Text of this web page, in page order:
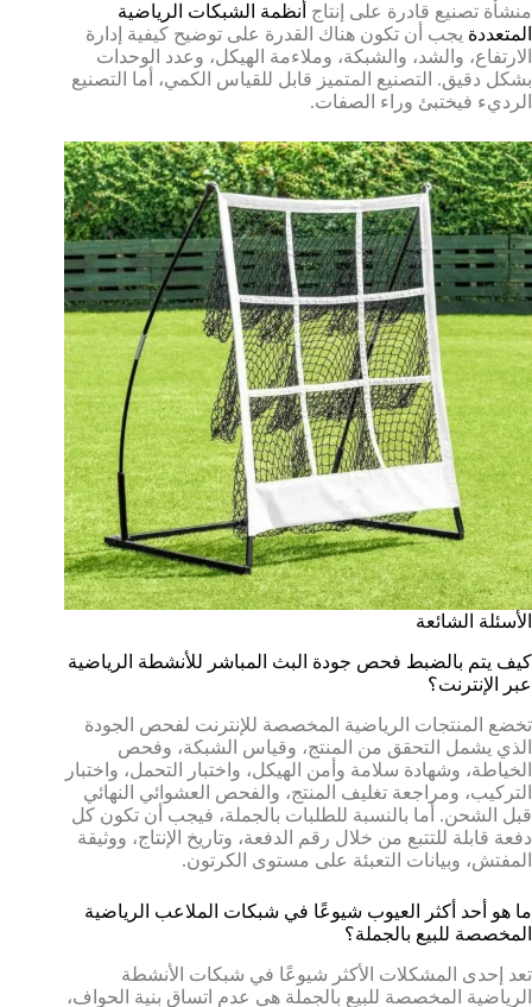
منشأة تصنيع قادرة على إنتاج أنظمة الشبكات الرياضية
المتعددة يجب أن تكون هناك القدرة على توضيح كيفية إدارة
الارتفاع، والشد، والشبكة، وملاءمة الهيكل، وعدد الوحدات
بشكل دقيق. التصنيع المتميز قابل للقياس الكمي، أما التصنيع
الرديء فيختبئ وراء الصفات.
الأسئلة الشائعة
كيف يتم بالضبط فحص جودة البث المباشر للأنشطة الرياضية
عبر الإنترنت؟
تخضع المنتجات الرياضية المخصصة للإنترنت لفحص الجودة
الذي يشمل التحقق من المنتج، وقياس الشبكة، وفحص
الخياطة، وشهادة سلامة وأمن الهيكل، واختبار التحمل، واختبار
التركيب، ومراجعة تغليف المنتج، والفحص العشوائي النهائي
قبل الشحن. أما بالنسبة للطلبات بالجملة، فيجب أن تكون كل
دفعة قابلة للتتبع من خلال رقم الدفعة، وتاريخ الإنتاج، ووثيقة
المفتش، وبيانات التعبئة على مستوى الكرتون.
ما هو أحد أكثر العيوب شيوعًا في شبكات الملاعب الرياضية
المخصصة للبيع بالجملة؟
تعد إحدى المشكلات الأكثر شيوعًا في شبكات الأنشطة
الرياضية المخصصة للبيع بالجملة هي عدم اتساق بنية الحواف،